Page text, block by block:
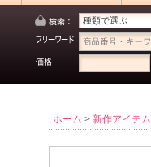
ホーム > 新作アイテム